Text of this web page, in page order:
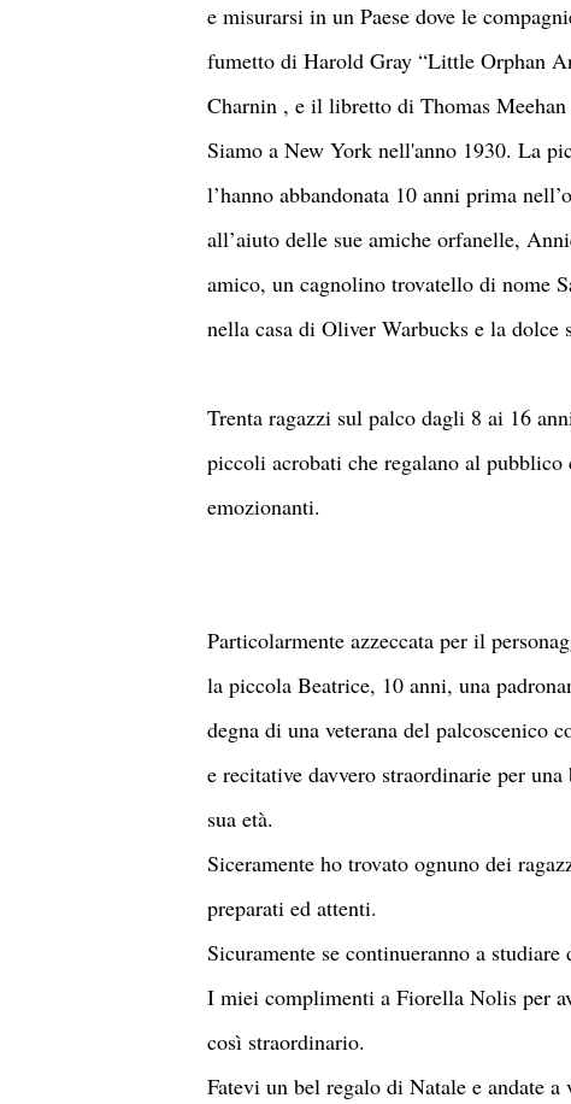
e misurarsi in un Paese dove le
fumetto di Harold Gray “Little Orphan
Charnin , e il libretto di Thomas
Siamo a New York nell'anno 1930. La
l’hanno abbandonata 10 anni prima
all’aiuto delle sue amiche orfanelle,
amico, un cagnolino trovatello di nome
nella casa di Oliver Warbucks e la dolce
Trenta ragazzi sul palco dagli 8 ai 16
piccoli acrobati che regalano al pubblico
emozionanti.
Particolarmente azzeccata per il
la piccola Beatrice, 10 anni, una
degna di una veterana del palcoscenico
e recitative davvero straordinarie per
sua età.
Siceramente ho trovato ognuno dei
preparati ed attenti.
Sicuramente se continueranno a
I miei complimenti a Fiorella Nolis per
così straordinario.
Fatevi un bel regalo di Natale e andate